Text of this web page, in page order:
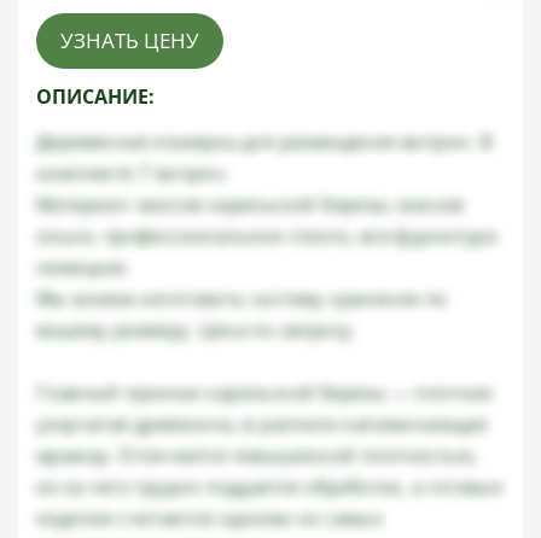
УЗНАТЬ ЦЕНУ
ОПИСАНИЕ:
Деревянная этажерка для размещения витрин. В
комплекте 7 витрин.
Материал: массив карельской березы; массив
ольхи, профессиональное стекло, вся фурнитура
немецкая.
Мы можем изготовить систему хранения по
вашему размеру. Цена по запросу.
Главный признак карельской березы — плотная
узорчатая древесина, в распиле напоминающая
мрамор. Отличается повышенной плотностью,
из-за чего трудно поддается обработке, а готовые
изделия считаются одними из самых